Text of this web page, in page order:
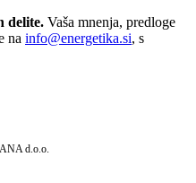
delite. Vaša mnenja, predloge
na info@energetika.si, s
d.o.o.